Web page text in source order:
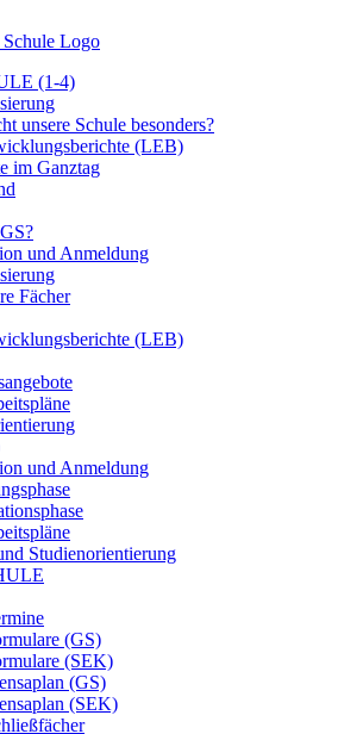
(1-4)
unsere Schule besonders?
(LEB)
im Ganztag
und Anmeldung
Fächer
(LEB)
und Anmeldung
Studienorientierung
(GS)
(SEK)
(GS)
(SEK)